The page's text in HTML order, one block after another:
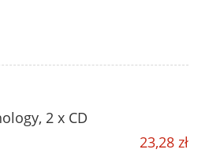
2 x CD
23,28 zł